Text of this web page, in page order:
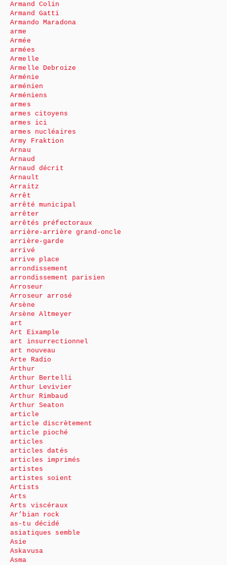
Armand Colin
Armand Gatti
Armando Maradona
arme
Armée
armées
Armelle
Armelle Debroize
Arménie
arménien
Arméniens
armes
armes citoyens
armes ici
armes nucléaires
Army Fraktion
Arnau
Arnaud
Arnaud décrit
Arnault
Arraitz
Arrêt
arrêté municipal
arrêter
arrêtés préfectoraux
arrière-arrière grand-oncle
arrière-garde
arrivé
arrive place
arrondissement
arrondissement parisien
Arroseur
Arroseur arrosé
Arsène
Arsène Altmeyer
art
Art Eixample
art insurrectionnel
art nouveau
Arte Radio
Arthur
Arthur Bertelli
Arthur Levivier
Arthur Rimbaud
Arthur Seaton
article
article discrètement
article pioché
articles
articles datés
articles imprimés
artistes
artistes soient
Artists
Arts
Arts viscéraux
Ar’bian rock
as-tu décidé
asiatiques semble
Asie
Askavusa
Asma